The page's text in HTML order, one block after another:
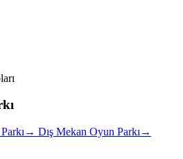
→ Dış Mekan Oyun Parkı →